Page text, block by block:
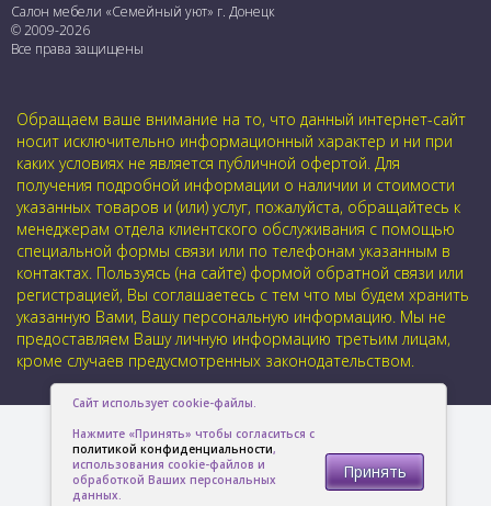
Салон мебели «Семейный уют» г. Донецк
© 2009-2026
Все права защищены
Обращаем ваше внимание на то, что данный интернет-сайт
носит исключительно информационный характер и ни при
каких условиях не является публичной офертой. Для
получения подробной информации о наличии и стоимости
указанных товаров и (или) услуг, пожалуйста, обращайтесь к
менеджерам отдела клиентского обслуживания с помощью
специальной формы связи или по телефонам указанным в
контактах. Пользуясь (на сайте) формой обратной связи или
регистрацией, Вы соглашаетесь с тем что мы будем хранить
указанную Вами, Вашу персональную информацию. Мы не
предоставляем Вашу личную информацию третьим лицам,
кроме случаев предусмотренных законодательством.
Сайт использует cookie-файлы.
Нажмите «Принять» чтобы согласиться с
политикой конфиденциальности,
использования cookie-файлов и
обработкой Ваших персональных
данных.
Принять